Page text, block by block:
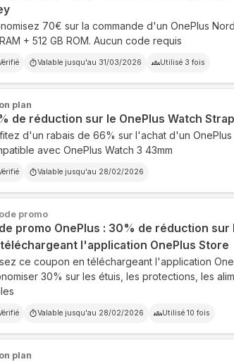
70€ sur la commande d'un OnePlus
+ 512 GB ROM. Aucun code requis
Valable jusqu'au 31/03/2026 Utilisé 3 fois
plan
de réduction sur le OnePlus Watch Strap
d'un rabais de 66% sur l'achat d'un OnePlus
avec OnePlus Watch 3 43mm
Valable jusqu'au 28/02/2026
promo
promo OnePlus : 30% de réduction
l'application OnePlus Store
ce coupon en téléchargeant l'application
30% sur les étuis, les protections, les
Valable jusqu'au 28/02/2026 Utilisé 10 fois
plan